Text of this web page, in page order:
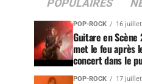
POPULAIRES
POP-ROCK 16
Guitare en Scène
met le feu après
concert dans le
POP-ROCK 17